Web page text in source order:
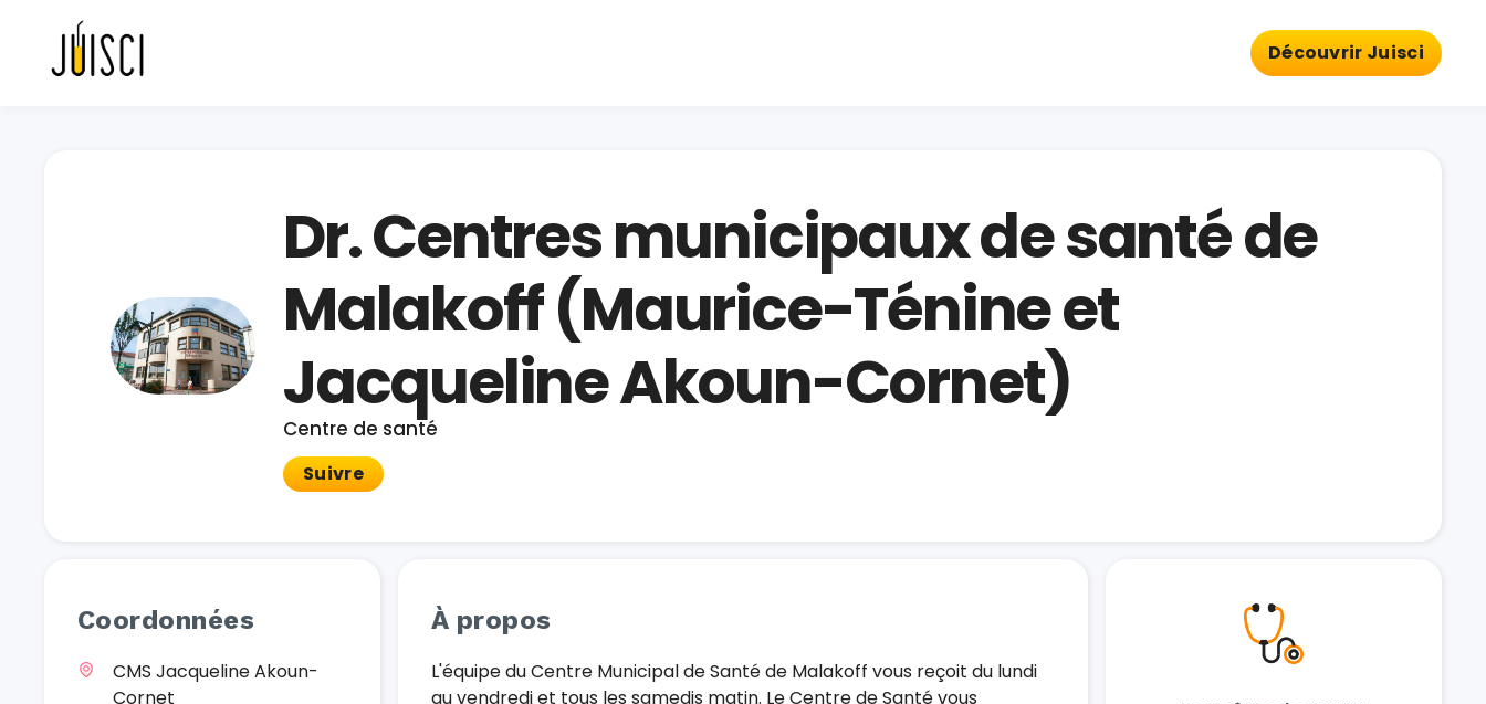
Découvrir Juisci
Dr. Centres municipaux de santé de
Malakoff (Maurice-Ténine et
Jacqueline Akoun-Cornet)
Centre de santé
Suivre
Coordonnées
CMS Jacqueline Akoun-
Cornet
À propos
L'équipe du Centre Municipal de Santé de Malakoff vous reçoit du lundi
au vendredi et tous les samedis matin. Le Centre de Santé vous